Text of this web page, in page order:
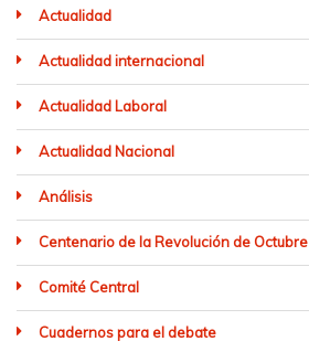
Actualidad
Actualidad internacional
Actualidad Laboral
Actualidad Nacional
Análisis
Centenario de la Revolución de Octubre
Comité Central
Cuadernos para el debate